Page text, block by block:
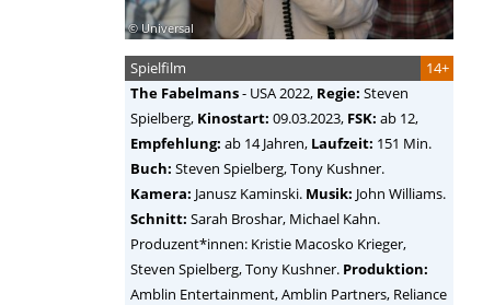
© Universal
14+
Spielfilm
The Fabelmans- USA2022, Regie: Steven
Spielberg, Kinostart: 09.03.2023, FSK: ab 12,
Empfehlung: ab 14 Jahren, Laufzeit: 151 Min.
Buch: Steven Spielberg, Tony Kushner.
Kamera: Janusz Kaminski. Musik: John Williams.
Schnitt: Sarah Broshar, Michael Kahn.
Produzent*innen: Kristie Macosko Krieger,
Steven Spielberg, Tony Kushner. Produktion:
Amblin Entertainment, Amblin Partners, Reliance